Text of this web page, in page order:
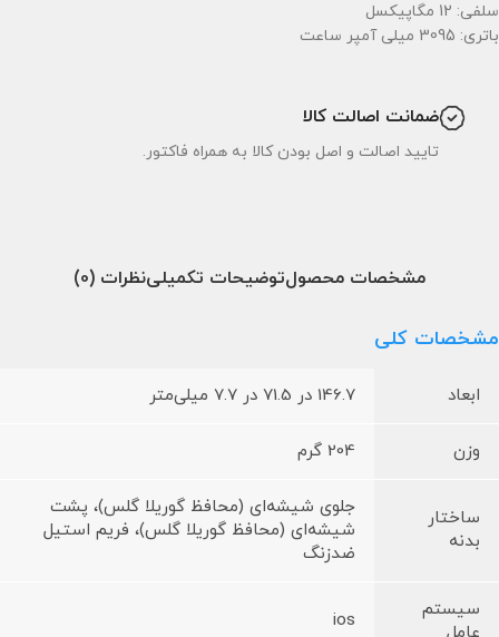
سلفی: 12 مگاپیکسل
باتری: 3095 میلی آمپر ساعت
ضمانت اصالت کالا
تایید اصالت و اصل بودن کالا به همراه فاکتور.
مشخصات محصولتوضیحات تکمیلینظرات (0)
مشخصات کلی
ابعاد 146.7 در 71.5 در 7.7 میلی‌متر
وزن 204 گرم
ساختار
بدنه
جلوی شیشه‌ای (محافظ گوریلا گلس)، پشت
شیشه‌ای (محافظ گوریلا گلس)، فریم استیل
ضدزنگ
سیستم
ios